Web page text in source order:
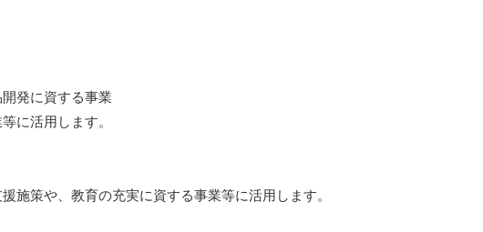
発に資する事業
に活用します。
策や、教育の充実に資する事業等に活用します。